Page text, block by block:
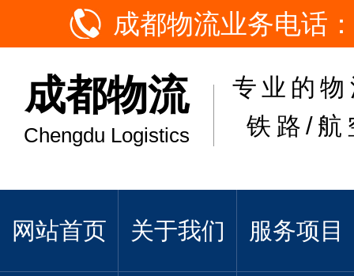
成都物流业务电话
成都物流
Chengdu Logistics
专业的
铁路/航
网站首页 关于我们 服务项目